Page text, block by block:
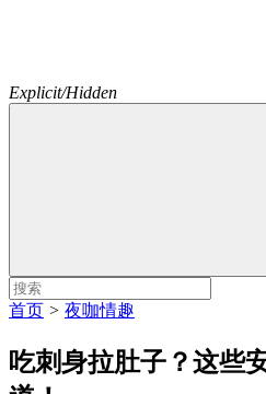
Explicit/Hidden
首页 > 夜咖情趣
吃刺身拉肚子？这些